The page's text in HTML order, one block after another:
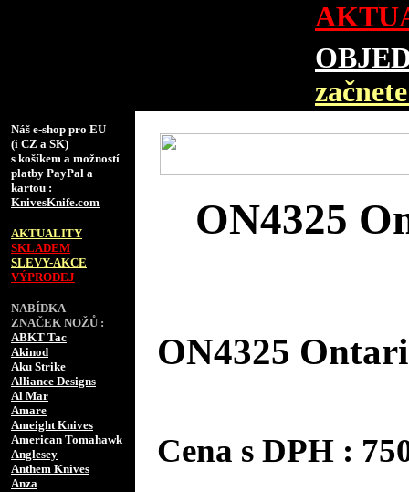
Náš e-shop pro EU
(i CZ a SK)
s košíkem a možností
platby PayPal a
kartou :
KnivesKnife.com
AKTUALITY
SKLADEM
SLEVY-AKCE
VÝPRODEJ
NABÍDKA
ZNAČEK NOŽŮ :
ABKT Tac
Akinod
Aku Strike
Alliance Designs
Al Mar
Amare
Ameight Knives
American Tomahawk
Anglesey
Anthem Knives
Anza
ON4325
ON4325
Cena s DPH :